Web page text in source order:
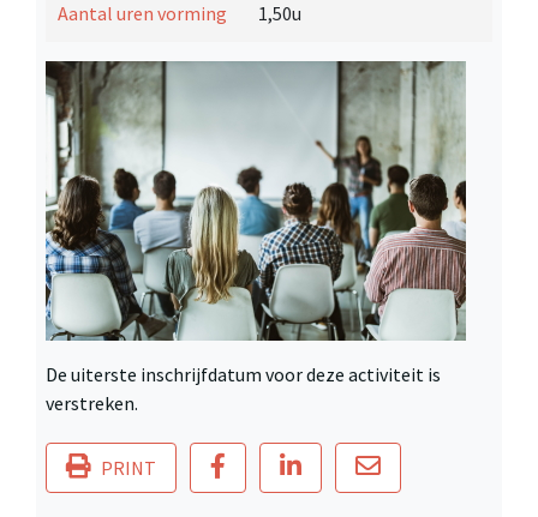
Aantal uren vorming 1,50u
De uiterste inschrijfdatum voor deze activiteit is
verstreken.
PRINT